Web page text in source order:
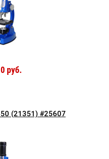
руб.
(21351) #25607